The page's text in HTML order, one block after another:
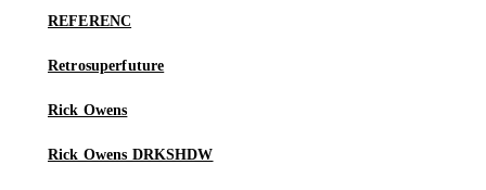
REFERENC
Retrosuperfuture
Rick Owens
Rick Owens DRKSHDW